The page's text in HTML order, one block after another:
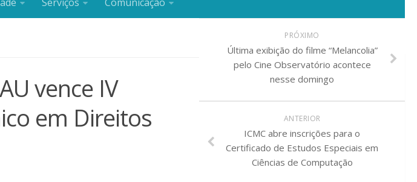
vence IV
em Direitos
PRÓXIMO
Última exibição do filme “Melancolia”
pelo Cine Observatório acontece
nesse domingo
ANTERIOR
ICMC abre inscrições para o
Certificado de Estudos Especiais em
Ciências de Computação